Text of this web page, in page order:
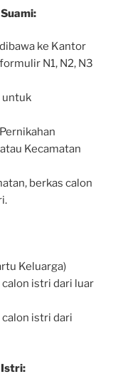
ke Kantor
N1, N2, N3
untuk
Kecamatan
berkas calon
Keluarga)
calon istri dari luar
calon istri dari
Istri: